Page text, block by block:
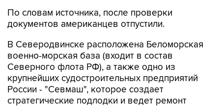
В Северодвинске расположена Беломорская
Северного флота РФ), а также одно из
крупнейших судостроительных предприятий
России - "Севмаш", которое создает
стратегические подлодки и ведет ремонт
крупных надводных кораблей.